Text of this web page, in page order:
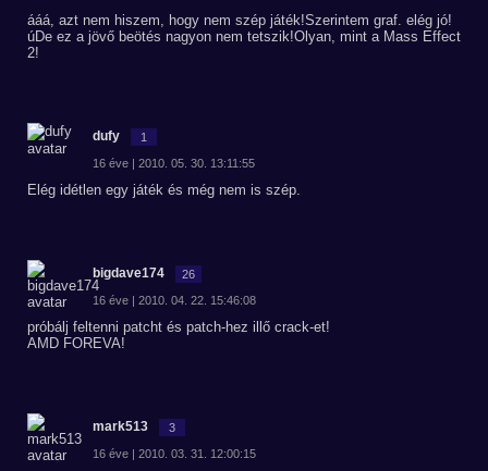
ááá, azt nem hiszem, hogy nem szép játék!Szerintem graf. elég jó!
úDe ez a jövő beötés nagyon nem tetszik!Olyan, mint a Mass Effect
2!
dufy 1
16 éve | 2010. 05. 30. 13:11:55
Elég idétlen egy játék és még nem is szép.
bigdave174 26
16 éve | 2010. 04. 22. 15:46:08
próbálj feltenni patcht és patch-hez illő crack-et!
AMD FOREVA!
mark513 3
16 éve | 2010. 03. 31. 12:00:15